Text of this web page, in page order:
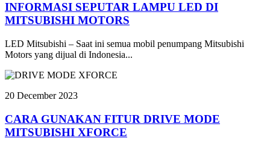
INFORMASI SEPUTAR LAMPU LED DI
MITSUBISHI MOTORS
LED Mitsubishi – Saat ini semua mobil penumpang Mitsubishi
Motors yang dijual di Indonesia...
20 December 2023
CARA GUNAKAN FITUR DRIVE MODE
MITSUBISHI XFORCE